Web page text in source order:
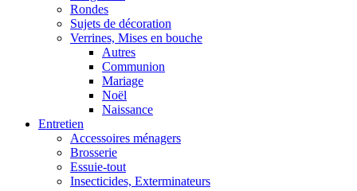
Rondes
Sujets de décoration
Verrines, Mises en bouche
Autres
Communion
Mariage
Noël
Naissance
Entretien
Accessoires ménagers
Brosserie
Essuie-tout
Insecticides, Exterminateurs